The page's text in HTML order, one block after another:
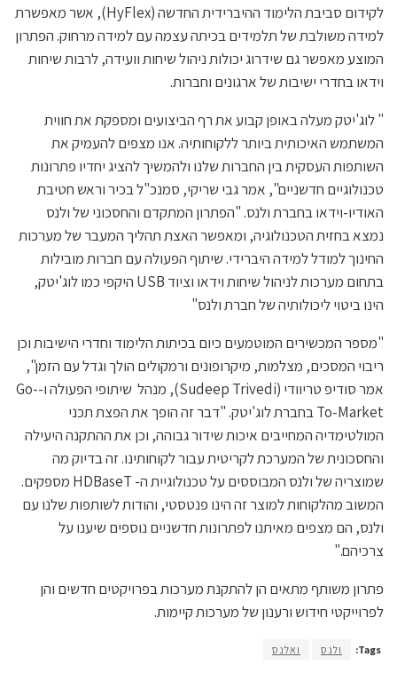
לקידום סביבת הלימוד ההיברידית החדשה (HyFlex), אשר מאפשרת
למידה משולבת של תלמידים בכיתה עצמה עם למידה מרחוק. הפתרון
המוצע מאפשר גם שידרוג יכולות ניהול שיחות וועידה, לרבות שיחות
וידאו בחדרי ישיבות של ארגונים וחברות.
" לוג'יטק מעלה באופן קבוע את רף הביצועים ומספקת את חווית
המשתמש האיכותית ביותר ללקוחותיה. אנו מצפים להעמיק את
השותפות העסקית בין החברות שלנו ולהמשיך להציג יחדיו פתרונות
טכנולוגיים חדשניים", אמר גבי שריקי, סמנכ"ל בכיר וראש חטיבת
האודיו-וידאו בחברת ולנס. "הפתרון המתקדם והחסכוני של ולנס
נמצא בחזית הטכנולוגיה, ומאפשר האצת תהליך המעבר של מערכות
החינוך למודל למידה היברידי. שיתוף הפעולה עם חברות מובילות
בתחום מערכות לניהול שיחות וידאו וציוד USB היקפי כמו לוג'יטק,
הינו ביטוי ליכולותיה של חברת ולנס"
"מספר המכשירים המוטמעים כיום בכיתות הלימוד וחדרי הישיבות וכן
ריבוי המסכים, מצלמות, מיקרופונים ורמקולים הולך וגדל עם הזמן",
אמר סודיפ טריוודי (Sudeep Trivedi), מנהל שיתופי הפעולה ו-Go-
To-Market בחברת לוג'יטק. "דבר זה הופך את הפצת תכני
המולטימדיה המחייבים איכות שידור גבוהה, וכן את ההתקנה היעילה
והחסכונית של המערכת לקריטית עבור לקוחותינו. זה בדיוק מה
שמוצריה של ולנס המבוססים על טכנולוגיית ה- HDBaseT מספקים.
המשוב מהלקוחות למוצר זה הינו פנטסטי, והודות לשותפות שלנו עם
ולנס, הם מצפים מאיתנו לפתרונות חדשניים נוספים שיענו על
צרכיהם."
פתרון משותף מתאים הן להתקנת מערכות בפרויקטים חדשים והן
לפרוייקטי חידוש ורענון של מערכות קיימות.
Tags: ולנס ואלנס